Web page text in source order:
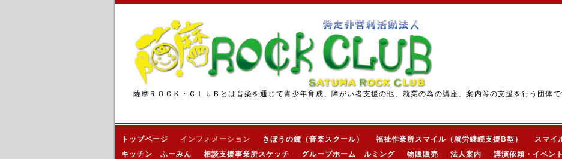
薩摩ＲＯＣＫ・ＣＬＵＢとは音楽を通じて青少年育成、障がい者支援の他、就業の為の講座、案内等の支援を行う団体で
トップページ インフォメーション きぼうの鐘（音楽スクール） 福祉作業所スマイル（就労継続支援B型）
スマイ
キッチン ふーみん
相談支援事業所スケッチ グループホーム ルミング 物販販売 法人案内 講演依頼・イベン